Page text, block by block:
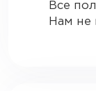
Все
Нам не